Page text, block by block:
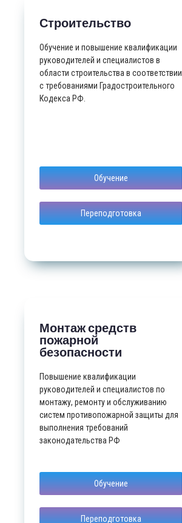
Строительство
Обучение и повышение квалификации
руководителей и специалистов в
области строительства в соответствии
с требованиями Градостроительного
Кодекса РФ.
Обучение
Переподготовка
Монтаж средств
пожарной
безопасности
Повышение квалификации
руководителей и специалистов по
монтажу, ремонту и обслуживанию
систем противопожарной защиты для
выполнения требований
законодательства РФ
Обучение
Переподготовка